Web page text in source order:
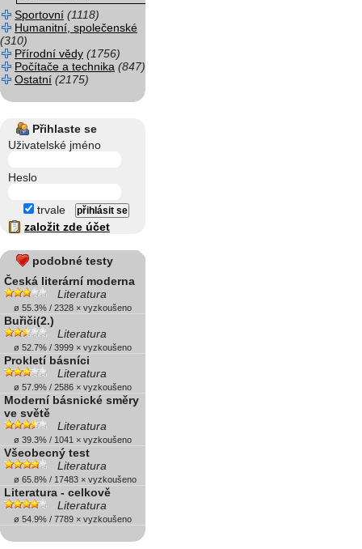
Sportovní (1118)
Humanitní, společenské
(310)
Přírodní vědy (1756)
Počítače a technika (847)
Ostatní (2175)
Přihlaste se
Uživatelské jméno
Heslo
trvale
založit zde účet
podobné testy
Česká literární moderna
Literatura
ø 55.3% / 2328 × vyzkoušeno
Buřiči(2.)
Literatura
ø 52.7% / 3999 × vyzkoušeno
Prokletí básníci
Literatura
ø 57.9% / 2586 × vyzkoušeno
Moderní básnické směry
ve světě
Literatura
ø 39.3% / 1041 × vyzkoušeno
Všeobecný test
Literatura
ø 65.8% / 17483 × vyzkoušeno
Literatura - celkově
Literatura
ø 54.9% / 7789 × vyzkoušeno